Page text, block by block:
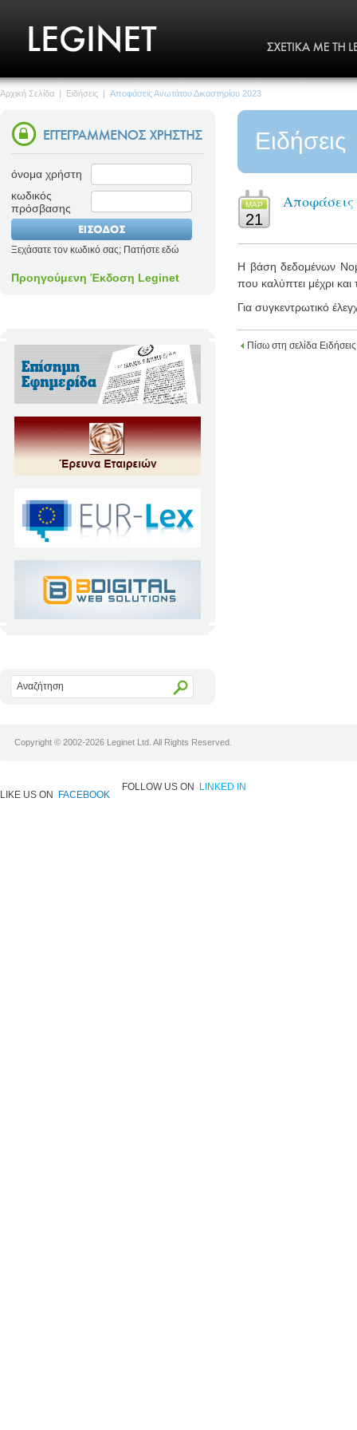
Αρχική Σελίδα | Ειδήσεις | Αποφάσεις Ανωτάτου Δικαστηρίου 2023
όνομα χρήστη
κωδικός
πρόσβασης
Ξεχάσατε τον κωδικό σας; Πατήστε εδώ
Προηγούμενη Έκδοση Leginet
Ειδήσεις
ΜΑΡ
21
Η βάση δεδομένων
που καλύπτει μέχρι και
Για συγκεντρωτικό
Πίσω στη σελίδα Ειδήσεις
Copyright © 2002-2026 Leginet Ltd. All Rights Reserved.
LIKE US ON FACEBOOK
FOLLOW US ON LINKED IN